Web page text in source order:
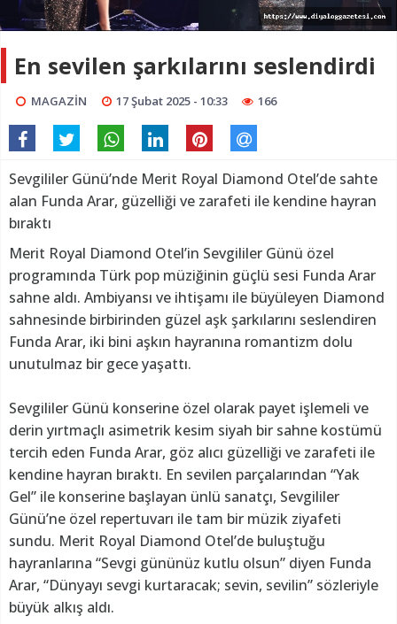
En sevilen şarkılarını seslendirdi
MAGAZİN 17 Şubat 2025 - 10:33 166
Sevgililer Günü’nde Merit Royal Diamond Otel’de sahte
alan Funda Arar, güzelliği ve zarafeti ile kendine hayran
bıraktı
Merit Royal Diamond Otel’in Sevgililer Günü özel
programında Türk pop müziğinin güçlü sesi Funda Arar
sahne aldı. Ambiyansı ve ihtişamı ile büyüleyen Diamond
sahnesinde birbirinden güzel aşk şarkılarını seslendiren
Funda Arar, iki bini aşkın hayranına romantizm dolu
unutulmaz bir gece yaşattı.
Sevgililer Günü konserine özel olarak payet işlemeli ve
derin yırtmaçlı asimetrik kesim siyah bir sahne kostümü
tercih eden Funda Arar, göz alıcı güzelliği ve zarafeti ile
kendine hayran bıraktı. En sevilen parçalarından “Yak
Gel” ile konserine başlayan ünlü sanatçı, Sevgililer
Günü’ne özel repertuvarı ile tam bir müzik ziyafeti
sundu. Merit Royal Diamond Otel’de buluştuğu
hayranlarına “Sevgi gününüz kutlu olsun” diyen Funda
Arar, “Dünyayı sevgi kurtaracak; sevin, sevilin” sözleriyle
büyük alkış aldı.